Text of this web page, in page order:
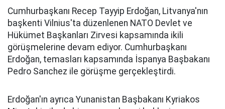
Cumhurbaşkanı Recep Tayyip Erdoğan, Litvanya'nın
başkenti Vilnius'ta düzenlenen NATO Devlet ve
Hükümet Başkanları Zirvesi kapsamında ikili
görüşmelerine devam ediyor. Cumhurbaşkanı
Erdoğan, temasları kapsamında İspanya Başbakanı
Pedro Sanchez ile görüşme gerçekleştirdi.
Erdoğan'ın ayrıca Yunanistan Başbakanı Kyriakos